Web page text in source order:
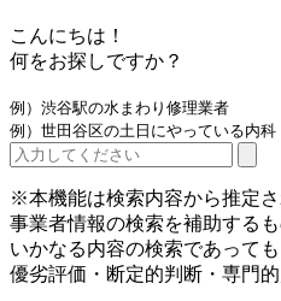
こんにちは！
何をお探しですか？
例）渋谷駅の水まわり修理業者
例）世田谷区の土日にやっている内科
※本機能は検索内容から推定さ
事業者情報の検索を補助するも
いかなる内容の検索であって
優劣評価・断定的判断・専門的